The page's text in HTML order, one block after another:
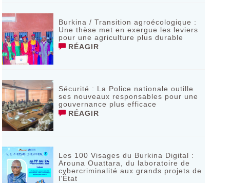
Burkina / Transition agroécologique :
Une thèse met en exergue les leviers
pour une agriculture plus durable
RÉAGIR
Sécurité : La Police nationale outille
ses nouveaux responsables pour une
gouvernance plus efficace
RÉAGIR
Les 100 Visages du Burkina Digital :
Arouna Ouattara, du laboratoire de
cybercriminalité aux grands projets de
l’État